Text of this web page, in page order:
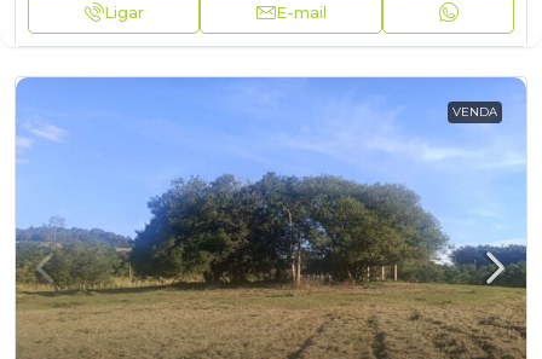
Ligar E-mail
VENDA